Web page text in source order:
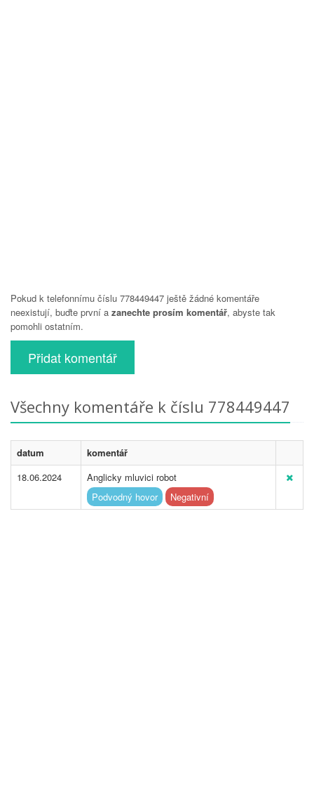
Pokud k telefonnímu číslu 778449447 ještě žádné komentáře
neexistují, buďte první a zanechte prosím komentář, abyste tak
pomohli ostatním.
Přidat komentář
Všechny komentáře k číslu 778449447
datum
komentář
18.06.2024
Anglicky mluvici robot
Podvodný hovor
Negativní